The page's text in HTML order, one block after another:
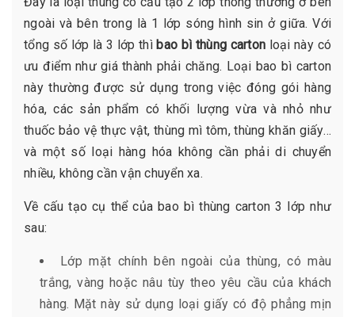
ngoài và bên trong là 1 lớp sóng hình sin ở giữa. Với
tổng số lớp là 3 lớp thì bao bì thùng carton loại này có
ưu điểm như giá thành phải chăng. Loại bao bì carton
này thường được sử dụng trong việc đóng gói hàng
hóa, các sản phẩm có khối lượng vừa và nhỏ như
thuốc bảo vệ thực vật, thùng mì tôm, thùng khăn giấy…
và một số loại hàng hóa không cần phải di chuyển
nhiều, không cần vận chuyển xa.
Về cấu tạo cụ thể của bao bì thùng carton 3 lớp như
sau:
Lớp mặt chính bên ngoài của thùng, có màu
trắng, vàng hoặc nâu tùy theo yêu cầu của khách
hàng. Mặt này sử dụng loại giấy có độ phẳng mịn